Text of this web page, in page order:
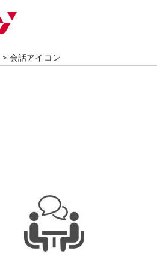
> 会話アイコン